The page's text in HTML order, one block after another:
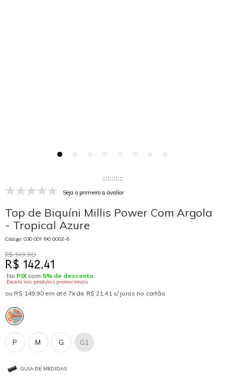
Seja o primeiro a avaliar
Top de Biquíni Millis Power Com Argola
- Tropical Azure
Código: 030 001 190 0002-8
R$ 149,90
R$ 142,41
No PIXcom 5% de desconto .
Exceto nos produtos promocionais
ou R$ 149,90 em até 7x de R$ 21,41 s/ juros no cartão
G G1
M
P
GUIA DE MEDIDAS